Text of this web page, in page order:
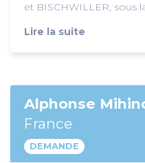
et BISCHWILLER, sous
Lire la suite
Alphonse
France
DEMANDE